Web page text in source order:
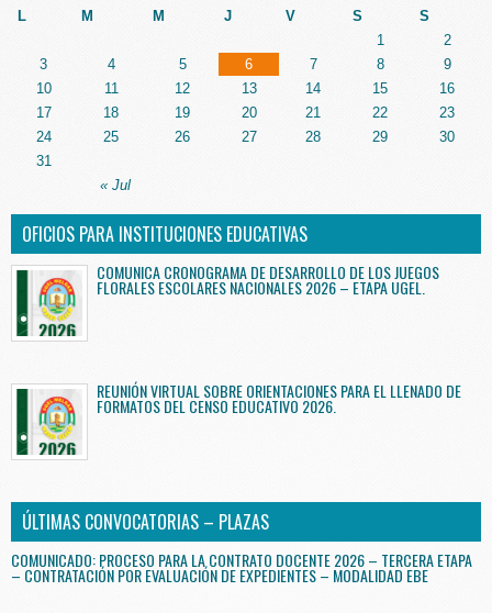
L
M M J V S S
« Jul
1
2
3
4 5 6 7 8
9
10
11 12 13 14 15
16
17
18 19 20 21 22
23
24
25 26 27 28 29
30
31
OFICIOS PARA INSTITUCIONES EDUCATIVAS
COMUNICA CRONOGRAMA DE DESARROLLO DE LOS JUEGOS
FLORALES ESCOLARES NACIONALES 2026 – ETAPA UGEL.
REUNIÓN VIRTUAL SOBRE ORIENTACIONES PARA EL LLENADO DE
FORMATOS DEL CENSO EDUCATIVO 2026.
ÚLTIMAS CONVOCATORIAS – PLAZAS
COMUNICADO: PROCESO PARA LA CONTRATO DOCENTE 2026 – TERCERA ETAPA
– CONTRATACIÓN POR EVALUACIÓN DE EXPEDIENTES – MODALIDAD EBE